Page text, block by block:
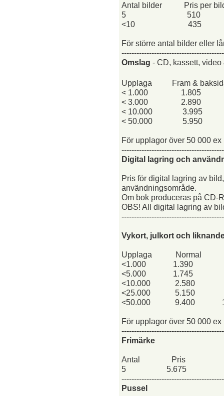
Antal bilder
Pris per
5
510
<10
435
För större antal bilder eller
Omslag - CD, kassett, video
Upplaga
Fram &
< 1.000
1.805
< 3.000
2.890
< 10.000
3.995
< 50.000
5.950
För upplagor över 50 000 ex
Digital lagring och
Pris för digital lagring av
användningsområde.
Om bok produceras på CD-
OBS! All digital lagring av
Vykort, julkort och
Upplaga Normal
<1.000
1.390
<5.000
1.745
<10.000
2.580
<25.000
5.150
<50.000
9.400
För upplagor över 50 000 ex
Frimärke
Antal
Pris
5
5.675
Pussel